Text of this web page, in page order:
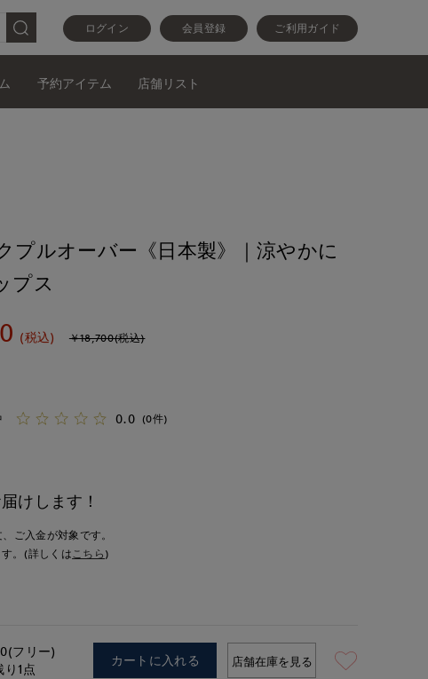
ログイン 会員登録 ご利用ガイド
予約アイテム 店舗リスト
プルオーバー《日本製》｜涼やかに
プス
(税込) ￥18,700(税込)
0.0 (0件)
けします！
ご入金が対象です。
。(詳しくはこちら )
フリー)
り1点
カートに入れる 店舗在庫を見る